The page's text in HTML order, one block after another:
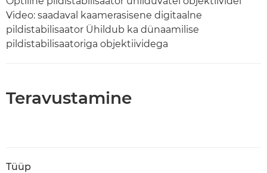
Video: saadaval kaamerasisene digitaalne
pildistabilisaator Ühildub ka dünaamilise
pildistabilisaatoriga objektiividega
Teravustamine
Tüüp